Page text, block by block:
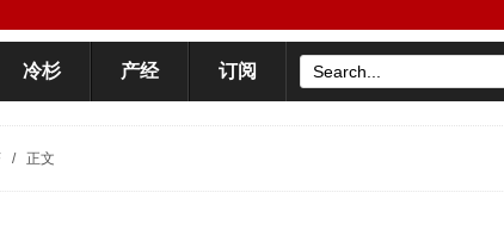
冷杉 产经 订阅
/ 正文